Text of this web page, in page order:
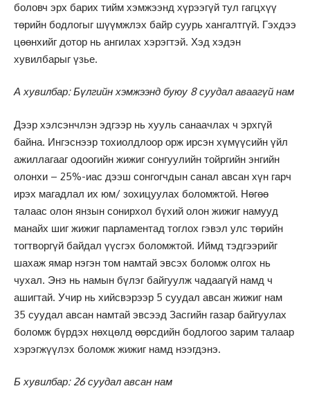
боловч эрх барих тийм хэмжээнд хүрээгүй тул гагцхүү
төрийн бодлогыг шүүмжлэх байр суурь хангалтгүй. Гэхдээ
цөөнхийг дотор нь ангилах хэрэгтэй. Хэд хэдэн
хувилбарыг үзье.
А хувилбар: Бүлгийн хэмжээнд буюу 8 суудал аваагүй нам
Дээр хэлсэнчлэн эдгээр нь хууль санаачлах ч эрхгүй
байна. Ингэснээр тохиолдлоор орж ирсэн хүмүүсийн үйл
ажиллагааг одоогийн жижиг сонгуулийн тойргийн энгийн
олонхи – 25%-иас дээш сонгогчдын санал авсан хүн гарч
ирэх магадлал их юм/ зохицуулах боломжтой. Нөгөө
талаас олон янзын сонирхол бүхий олон жижиг намууд
манайх шиг жижиг парламентад тоглох гэвэл улс төрийн
тогтворгүй байдал үүсгэх боломжтой. Иймд тэдгээрийг
шахаж ямар нэгэн том намтай эвсэх боломж олгох нь
чухал. Энэ нь намын бүлэг байгуулж чадаагүй намд ч
ашигтай. Учир нь хийсвэрээр 5 суудал авсан жижиг нам
35 суудал авсан намтай эвсээд Засгийн газар байгуулах
боломж бүрдэх нөхцөлд өөрсдийн бодлогоо зарим талаар
хэрэгжүүлэх боломж жижиг намд нээгдэнэ.
Б хувилбар: 26 суудал авсан нам